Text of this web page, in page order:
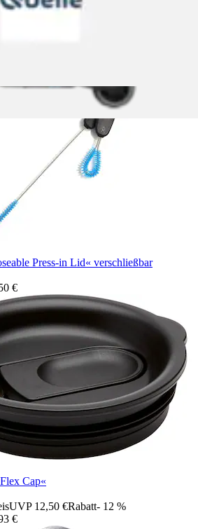
Press-in Lid« verschließbar
€
Cap«
UVP 12,50 €Rabatt- 12 %
€